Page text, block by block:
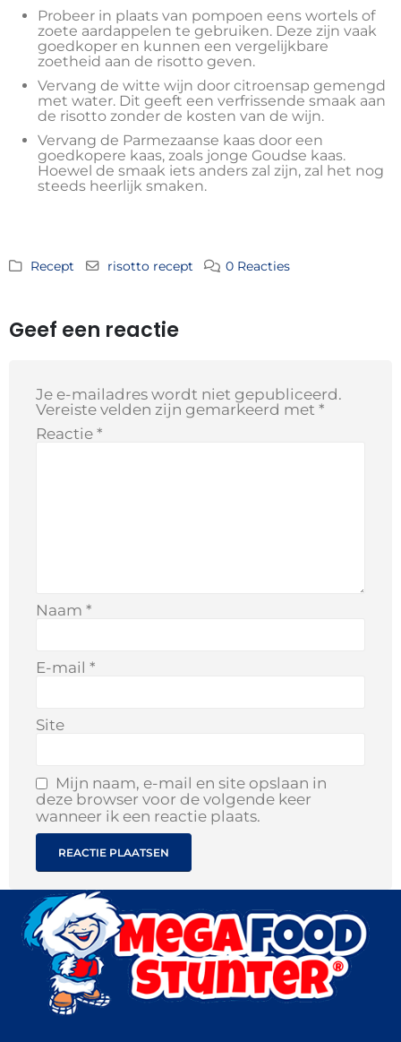
Probeer in plaats van pompoen eens wortels of
zoete aardappelen te gebruiken. Deze zijn vaak
goedkoper en kunnen een vergelijkbare
zoetheid aan de risotto geven.
Vervang de witte wijn door citroensap gemengd
met water. Dit geeft een verfrissende smaak aan
de risotto zonder de kosten van de wijn.
Vervang de Parmezaanse kaas door een
goedkopere kaas, zoals jonge Goudse kaas.
Hoewel de smaak iets anders zal zijn, zal het nog
steeds heerlijk smaken.
Recept risotto recept 0 Reacties
Geef een reactie
Je e-mailadres wordt niet gepubliceerd.
Vereiste velden zijn gemarkeerd met *
Reactie *
Naam *
E-mail *
Site
Mijn naam, e-mail en site opslaan in
deze browser voor de volgende keer
wanneer ik een reactie plaats.